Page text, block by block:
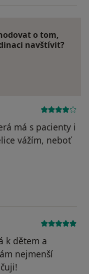
o tom,
navštívit?
má s pacienty i
vážím, neboť
účet byl odstraněn
k dětem a
nejmenší